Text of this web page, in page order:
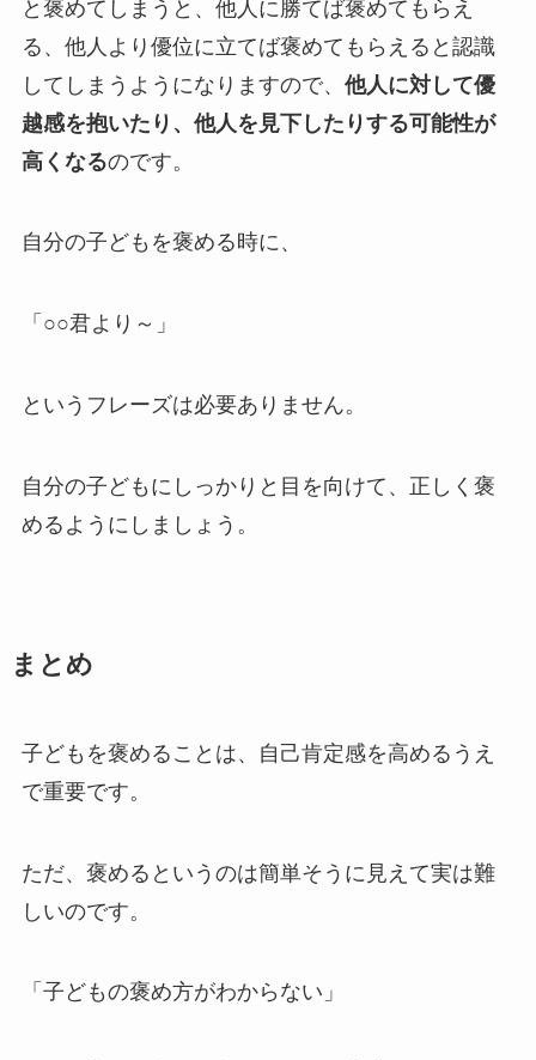
と褒めてしまうと、他人に勝てば褒めてもらえ
る、他人より優位に立てば褒めてもらえると認識
してしまうようになりますので、 他人に対して優
越感を抱いたり、他人を見下したりする可能性が
高くなるのです。
自分の子どもを褒める時に、
「○○君より～」
というフレーズは必要ありません。
自分の子どもにしっかりと目を向けて、正しく褒
めるようにしましょう。
まとめ
子どもを褒めることは、自己肯定感を高めるうえ
で重要です。
ただ、褒めるというのは簡単そうに見えて実は難
しいのです。
「子どもの褒め方がわからない」